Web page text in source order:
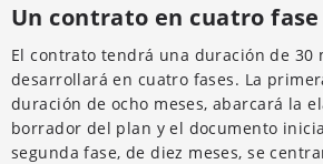
Un contrato en cuatro fase
El contrato tendrá una duración de 30
desarrollará en cuatro fases. La
duración de ocho meses, abarcará la
borrador del plan y el documento
segunda fase, de diez meses, se